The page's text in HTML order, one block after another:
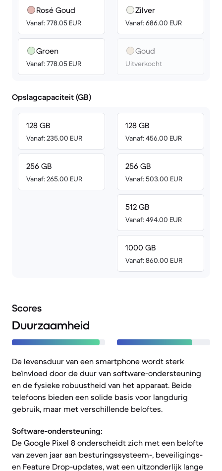
Rosé Goud
Vanaf: 778.05 EUR
Groen
Vanaf: 778.05 EUR
Zilver
Vanaf: 686.00 EUR
Goud
Uitverkocht
Opslagcapaciteit (GB)
128 GB
Vanaf: 235.00 EUR
256 GB
Vanaf: 265.00 EUR
128 GB
Vanaf: 456.00 EUR
256 GB
Vanaf: 503.00 EUR
512 GB
Vanaf: 494.00 EUR
1000 GB
Vanaf: 860.00 EUR
Scores
Duurzaamheid
De levensduur van een smartphone wordt sterk
beïnvloed door de duur van software-ondersteuning
en de fysieke robuustheid van het apparaat. Beide
telefoons bieden een solide basis voor langdurig
gebruik, maar met verschillende beloftes.
Software-ondersteuning:
De Google Pixel 8 onderscheidt zich met een belofte
van zeven jaar aan besturingssysteem-, beveiligings-
en Feature Drop-updates, wat een uitzonderlijk lange